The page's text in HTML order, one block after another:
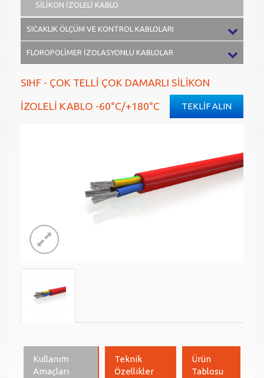
SİLİKON İZOLELİ KABLO
SICAKLIK ÖLÇÜM VE KONTROL KABLOLARI
FLOROPOLİMER İZOLASYONLU KABLOLAR
SIHF - ÇOK TELLİ ÇOK DAMARLI SİLİKON
İZOLELİ KABLO -60°C/+180°C TEKLİF ALIN
Kullanım
Amaçları
Teknik
Özellikler
Ürün
Tablosu